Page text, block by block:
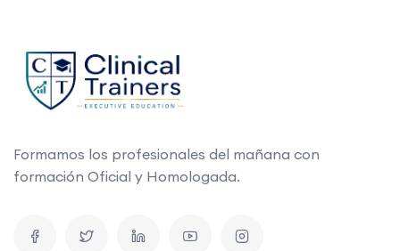
Formamos los profesionales del mañana con
formación Oficial y Homologada.